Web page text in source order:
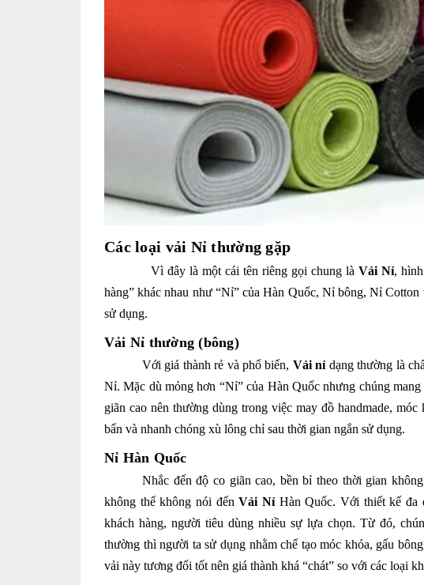
Các loại vải Nỉ thường gặp
Vì đây là một cái tên riêng gọi chung là Vải Nỉ,
hàng” khác nhau như “Nỉ” của Hàn Quốc, Nỉ bông, Nỉ
sử dụng.
Vải Nỉ thường (bông)
Với giá thành rẻ và phổ biến, Vải nỉ dạng thường là
Nỉ. Mặc dù mỏng hơn “Nỉ” của Hàn Quốc nhưng chúng
giãn cao nên thường dùng trong việc may đồ handmade,
bẩn và nhanh chóng xù lông chỉ sau thời gian ngắn sử dụng.
Nỉ Hàn Quốc
Nhắc đến độ co giãn cao, bền bỉ theo thời gian
không thể không nói đếnVải Nỉ Hàn Quốc. Với thiết kế đa
khách hàng, người tiêu dùng nhiều sự lựa chọn. Từ đó,
thường thì người ta sử dụng nhằm chế tạo móc khóa, gấu
vải này tương đối tốt nên giá thành khá “chát” so với các loại